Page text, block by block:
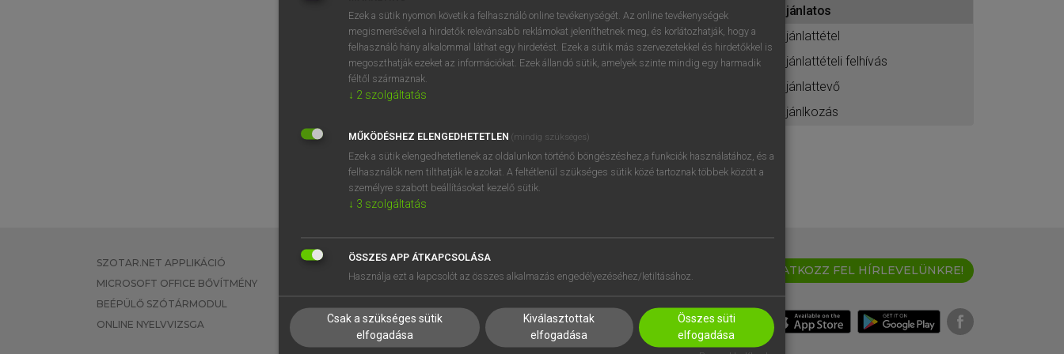
BELÉPÉS
próbaverziójának elindításához
regisztrálok ésbelépek.
REGISZTRÁCIÓ
ajánlatos
ajánlattétel
ajánlattételi felhívás
ajánlattevő
ajánlkozás
SZOTAR.NET APPLIKÁCIÓ
MICROSOFT OFFICE BŐVÍTMÉNY
BEÉPÜLŐ SZÓTÁRMODUL
ONLINE NYELVVIZSGA
EGYÉNI FELHASZNÁLÓKNAK
TANULÓKNAK
VÁLLALATI MEGOLDÁSOK
SÚGÓ
RÓLUNK
SÜTI BEÁLLÍTÁSOK
IRATKOZZ FEL HÍRLEVELÜNKRE!
Ezek a sütik nyomon követik a felhasználó online tevékenységét. Az online tevékenységek
megismerésével a hirdetők relevánsabb reklámokat jeleníthetnek meg, és korlátozhatják, hogy a
felhasználó hány alkalommal láthat egy hirdetést. Ezek a sütik más szervezetekkel és hirdetőkkel is
megoszthatják ezeket az információkat. Ezek állandó sütik, amelyek szinte mindig egy harmadik
féltől származnak.
↓ 2 szolgáltatás
MŰKÖDÉSHEZ ELENGEDHETETLEN (mindig szükséges)
Ezek a sütik elengedhetetlenek az oldalunkon történő böngészéshez,a funkciók használatához, és a
felhasználók nem tilthatják le azokat. A feltétlenül szükséges sütik közé tartoznak többek között a
személyre szabott beállításokat kezelő sütik.
↓ 3 szolgáltatás
ÖSSZES APP ÁTKAPCSOLÁSA
Használja ezt a kapcsolót az összes alkalmazás engedélyezéséhez/letiltásához.
Csak a szükséges sütik
elfogadása
Kiválasztottak
elfogadása
Összes süti
elfogadása